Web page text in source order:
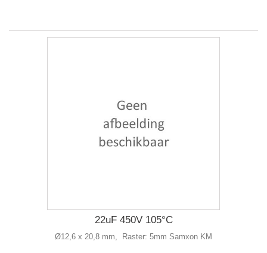
22uF 450V 105°C
Ø12,6 x 20,8 mm, Raster: 5mm Samxon KM